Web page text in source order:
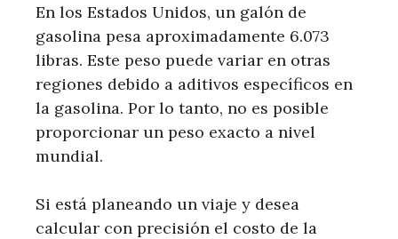
En los Estados Unidos, un galón de
gasolina pesa aproximadamente 6.073
libras. Este peso puede variar en otras
regiones debido a aditivos específicos en
la gasolina. Por lo tanto, no es posible
proporcionar un peso exacto a nivel
mundial.
Si está planeando un viaje y desea
calcular con precisión el costo de la